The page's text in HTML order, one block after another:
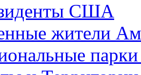
США
жители